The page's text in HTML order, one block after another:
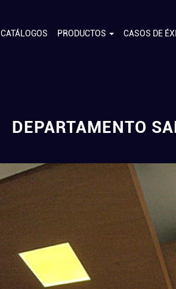
CATÁLOGOS PRODUCTOS CASOS DE
DEPARTAMENTO